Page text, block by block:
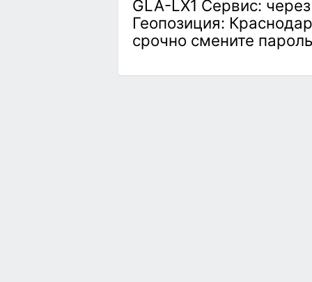
GLA-LX1 Сервис:
Геопозиция:
срочно смените